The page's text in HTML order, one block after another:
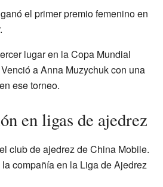
el primer premio femenino en
lugar en la Copa Mundial
a Anna Muzychuk con una
ese torneo.
en ligas de ajedrez
club de ajedrez de China Mobile.
compañía en la Liga de Ajedrez